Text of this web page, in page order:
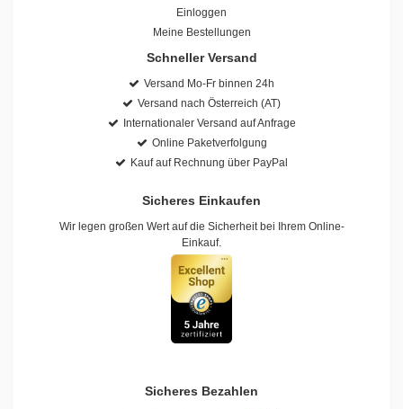
Einloggen
Meine Bestellungen
Schneller Versand
Versand Mo-Fr binnen 24h
Versand nach Österreich (AT)
Internationaler Versand auf Anfrage
Online Paketverfolgung
Kauf auf Rechnung über PayPal
Sicheres Einkaufen
Wir legen großen Wert auf die Sicherheit bei Ihrem Online-
Einkauf.
Sicheres Bezahlen